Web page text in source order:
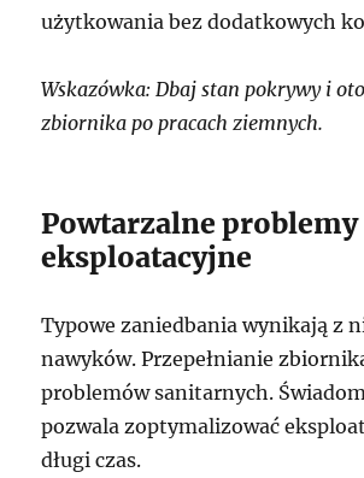
użytkowania bez dodatkowych
Wskazówka: Dbaj stan pokrywy i
zbiornika po pracach ziemnych.
Powtarzalne problemy
eksploatacyjne
Typowe zaniedbania wynikają z
nawyków. Przepełnianie
problemów sanitarnych.
pozwala zoptymalizować
długi czas.